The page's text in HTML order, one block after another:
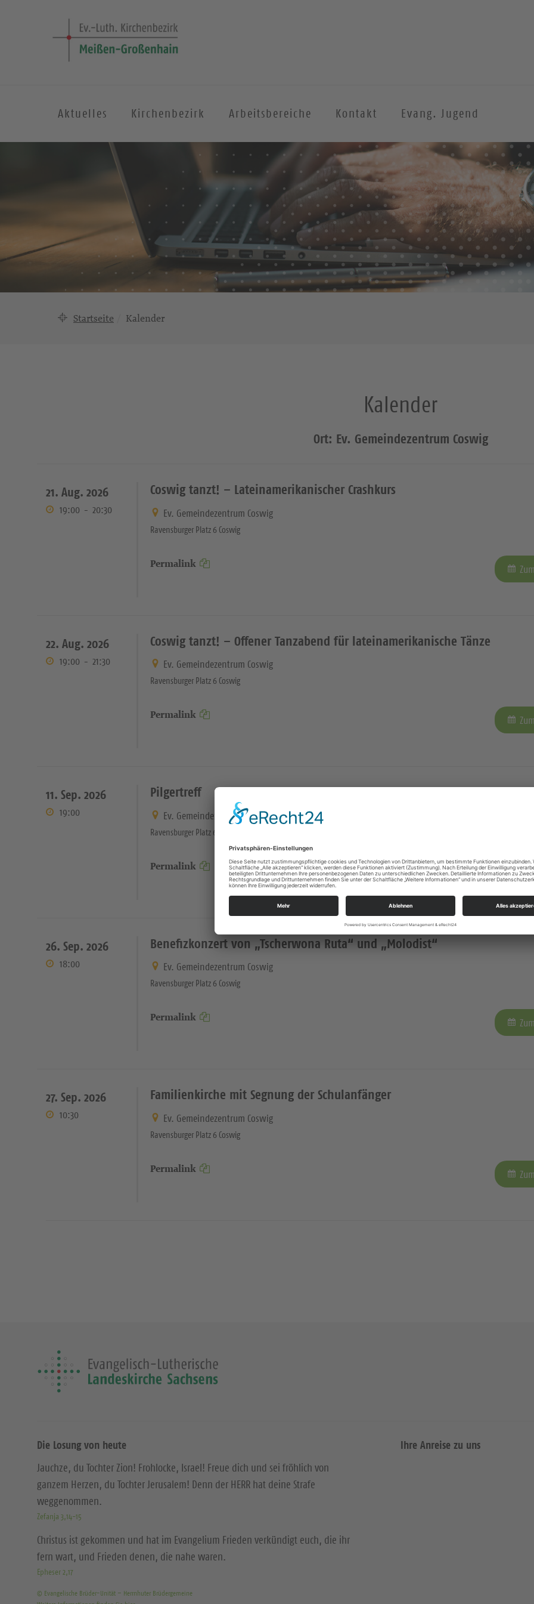
Aktuelles Kirchenbezirk Arbeitsbereiche Kontakt Evang. Jugend
Startseite Kalender
Kalender
Ort: Ev. Gemeindezentrum Coswig
21. Aug. 2026
19:00 - 20:30
Coswig tanzt! – Lateinamerikanischer Crashkurs
Ev. Gemeindezentrum Coswig
Ravensburger Platz 6 Coswig
Permalink
22. Aug. 2026
19:00 - 21:30
Coswig tanzt! – Offener Tanzabend für lateinamerikanische Tänze
Ev. Gemeindezentrum Coswig
Ravensburger Platz 6 Coswig
Permalink
11. Sep. 2026
19:00
Pilgertreff
Ev. Gemeindezentrum Coswig
Ravensburger Platz 6 Coswig
Permalink
26. Sep. 2026
18:00
Benefizkonzert von „Tscherwona Ruta“ und „Molodist“
Ev. Gemeindezentrum Coswig
Ravensburger Platz 6 Coswig
Permalink
27. Sep. 2026
10:30
Familienkirche mit Segnung der Schulanfänger
Ev. Gemeindezentrum Coswig
Ravensburger Platz 6 Coswig
Permalink
Die Losung von heute
Jauchze, du Tochter Zion! Frohlocke, Israel! Freue dich und sei fröhlich von
ganzem Herzen, du Tochter Jerusalem! Denn der HERR hat deine Strafe
weggenommen.
Zefanja 3,14-15
Christus ist gekommen und hat im Evangelium Frieden verkündigt euch, die ihr
fern wart, und Frieden denen, die nahe waren.
Epheser 2,17
© Evangelische Brüder-Unität – Herrnhuter Brüdergemeine
Ihre Anreise zu uns